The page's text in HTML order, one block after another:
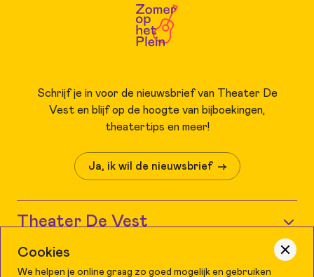
Gratis kaarten en koptelefoons
Je kunt maximaal 5 gratis kaartjes bestellen. De koptelefoons
kunnen vanaf een uur voor aanvang afgehaald worden bij de
Bekijk hier het volledige programma van Zomer op het Plein
Schrijf je in voor de nieuwsbrief van Theater De
Vest en blijf op de hoogte van bijboekingen,
theatertips en meer!
Ja, ik wil de nieuwsbrief
Theater De Vest
Wie zijn wij?
Grote Kerk Alkmaar
Cookies
We helpen je online graag zo goed mogelijk en gebruiken